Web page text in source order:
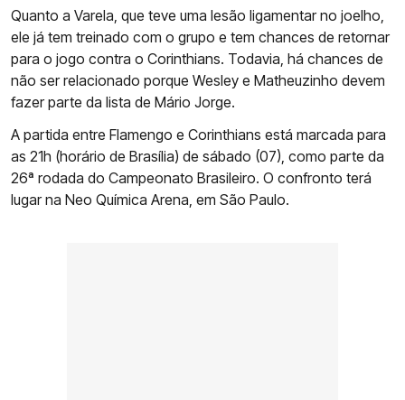
Quanto a Varela, que teve uma lesão ligamentar no joelho,
ele já tem treinado com o grupo e tem chances de retornar
para o jogo contra o Corinthians. Todavia, há chances de
não ser relacionado porque Wesley e Matheuzinho devem
fazer parte da lista de Mário Jorge.
A partida entre Flamengo e Corinthians está marcada para
as 21h (horário de Brasília) de sábado (07), como parte da
26ª rodada do Campeonato Brasileiro. O confronto terá
lugar na Neo Química Arena, em São Paulo.